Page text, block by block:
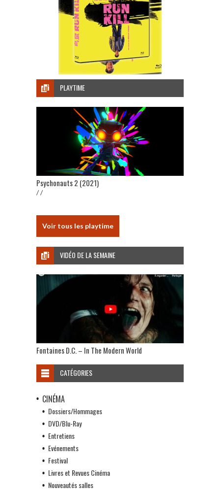
PLAYTIME
Psychonauts 2 (2021)
/ /
Voir tous les playtime
VIDÉO DE LA SEMAINE
Fontaines D.C. – In The Modern World
CATÉGORIES
CINÉMA
Dossiers/Hommages
DVD/Blu-Ray
Entretiens
Evénements
Festival
Livres et Revues Cinéma
Nouveautés salles